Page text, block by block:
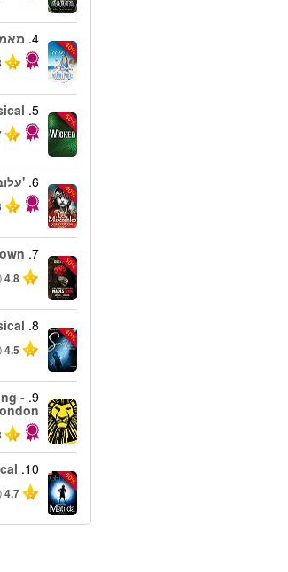
-40%
4.
-50%
5.
-40%
6.
-50%
7.
4.8
(19)
-40%
8.
4.5
(2)
9.
-
-50%
10.
4.7
(161)